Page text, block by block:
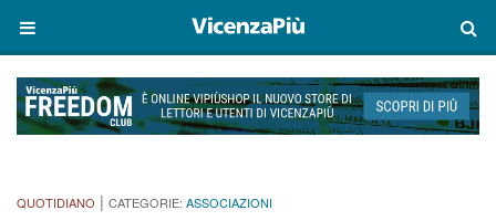
QUOTIDIANO | CATEGORIE: ASSOCIAZIONI